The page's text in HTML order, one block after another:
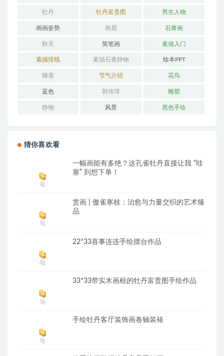
牡丹 牡丹富贵图 男生人物
画画姿势 画眉 石膏画
秋天 简笔画 素描入门
素描排线 素描石膏静物 绘本PPT
聊斋 节气介绍 花鸟
蓝色 郭传璋 雕塑
静物 风景 黑色手绘
猜你喜欢看
一幅画能有多绝？这孔雀牡丹直接让我 “哇
塞” 到想下单！
赏画 | 傲雀寒枝：治愈与力量交织的艺术臻
品
22*33喜事连连手绘摆台作品
33*33带实木画框的牡丹富贵图手绘作品
手绘牡丹客厅装饰画卷轴装裱